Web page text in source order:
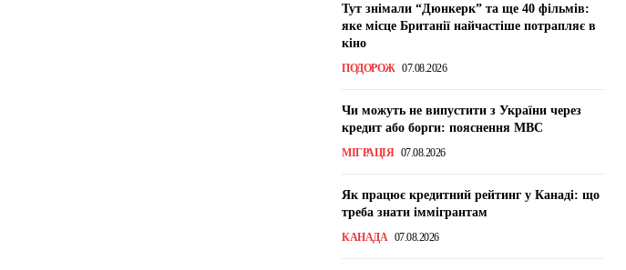
Тут знімали “Дюнкерк” та ще 40 фільмів:
яке місце Британії найчастіше потрапляє в
кіно
ПОДОРОЖ 07.08.2026
Чи можуть не випустити з України через
кредит або борги: пояснення МВС
МІГРАЦІЯ 07.08.2026
Як працює кредитний рейтинг у Канаді: що
треба знати іммігрантам
КАНАДА 07.08.2026